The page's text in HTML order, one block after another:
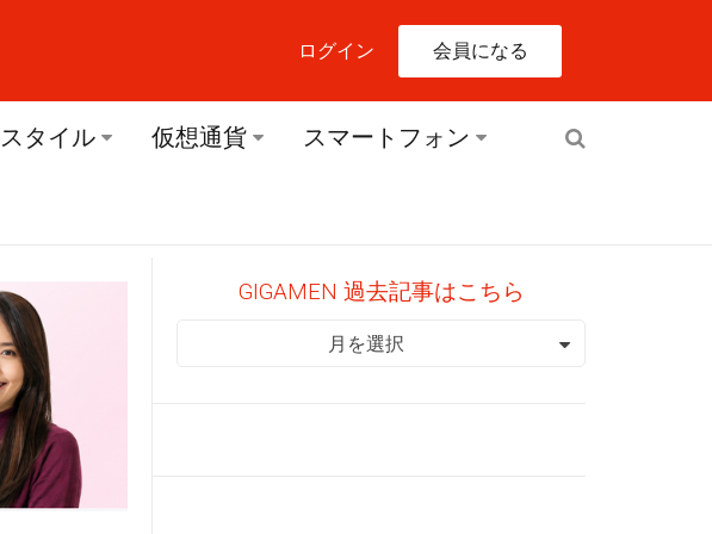
ログイン 会員になる
スタイル 仮想通貨 スマートフォン
GIGAMEN 過去記事はこちら
GIGAMEN 過去記事はこちら
月を選択